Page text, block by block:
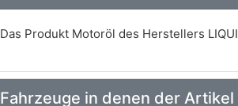
Das Produkt Motoröl des Herstellers
Fahrzeuge in denen der